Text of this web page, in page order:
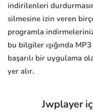
indirilenleri
silmesine izin veren
programla
bu bilgiler ışığında
başarılı bir uygulama
yer alır.
Jwplayer